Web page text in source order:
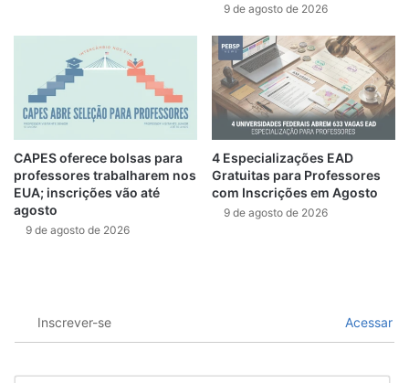
9 de agosto de 2026
CAPES oferece bolsas para
professores trabalharem nos
EUA; inscrições vão até
agosto
9 de agosto de 2026
4 Especializações EAD
Gratuitas para Professores
com Inscrições em Agosto
9 de agosto de 2026
Inscrever-se Acessar